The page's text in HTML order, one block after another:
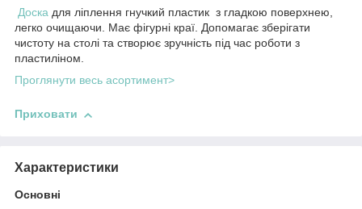
Доска для ліплення гнучкий пластик з гладкою поверхнею,
легко очищаючи. Має фігурні краї. Допомагає зберігати
чистоту на столі та створює зручність під час роботи з
пластиліном.
Проглянути весь асортимент>
Приховати
Характеристики
Основні